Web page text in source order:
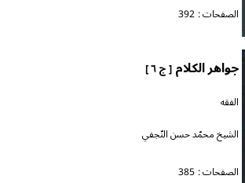
الصفحات : 392
جواهر الكلام[ ج ٦ ]
الفقه
الشيخ محمّد حسن النّجفي
الصفحات : 385